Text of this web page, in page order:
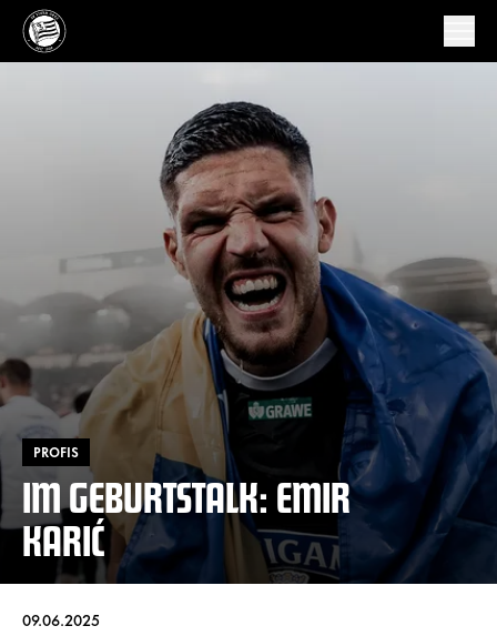
PROFIS
IM GEBURTSTALK: EMIR
KARIĆ
09.06.2025